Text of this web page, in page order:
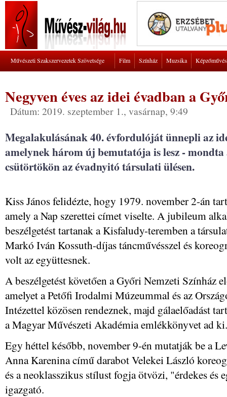
Művészeti Szakszervezetek Szövetsége Film Színház Muzsika
Negyven éves az idei évadban a
Dátum: 2019. szeptember 1., vasárnap, 9:49
Megalakulásának 40. évfordulóját ünnepli az
amelynek három új bemutatója is lesz -
csütörtökön az évadnyitó társulati ülésen.
Kiss János felidézte, hogy 1979. november 2-án
amely a Nap szerettei címet viselte. A jubileum
beszélgetést tartanak a Kisfaludy-teremben a
Markó Iván Kossuth-díjas táncművésszel és
volt az együttesnek.
A beszélgetést követően a Győri Nemzeti Színház
amelyet a Petőfi Irodalmi Múzeummal és az
Intézettel közösen rendeznek, majd gálaelőadást
a Magyar Művészeti Akadémia emlékkönyvet ad ki.
Egy héttel később, november 9-én mutatják be a
Anna Karenina című darabot Velekei László
és a neoklasszikus stílust fogja ötvözi, "érdekes és
igazgató.